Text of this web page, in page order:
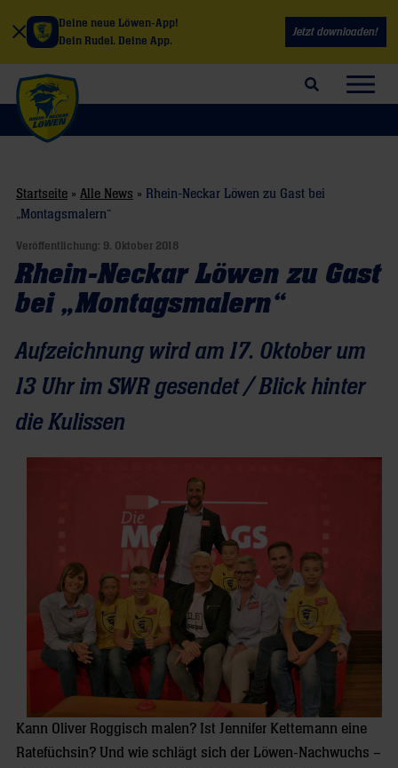
Deine neue Löwen-App!
Dein Rudel. Deine App.
Jetzt downloaden!
Suchfeld öffnen
Startseite » Alle News » Rhein-Neckar Löwen zu Gast bei
„Montagsmalern“
Veröffentlichung: 9. Oktober 2018
Rhein-Neckar Löwen zu Gast
bei „Montagsmalern“
Aufzeichnung wird am 17. Oktober um
13 Uhr im SWR gesendet / Blick hinter
die Kulissen
Kann Oliver Roggisch malen? Ist Jennifer Kettemann eine
Ratefüchsin? Und wie schlägt sich der Löwen-Nachwuchs –